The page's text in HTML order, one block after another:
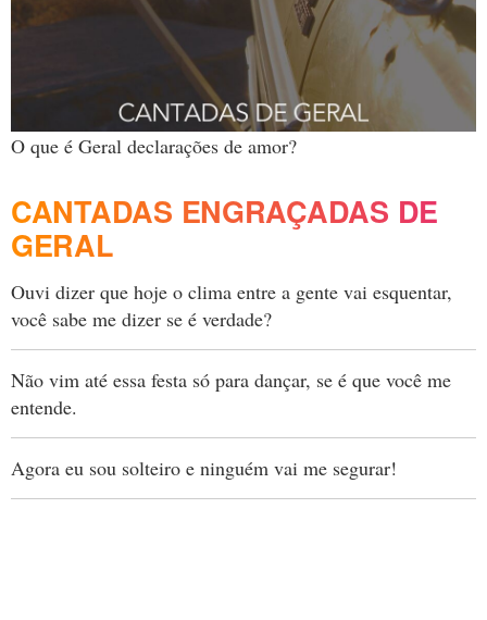
O que é Geral declarações de amor?
CANTADAS ENGRAÇADAS DE
GERAL
Ouvi dizer que hoje o clima entre a gente vai esquentar,
você sabe me dizer se é verdade?
Não vim até essa festa só para dançar, se é que você me
entende.
Agora eu sou solteiro e ninguém vai me segurar!